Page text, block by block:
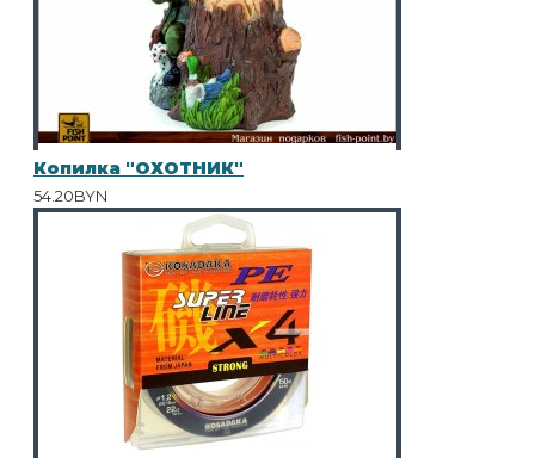
Копилка "ОХОТНИК"
54.20BYN